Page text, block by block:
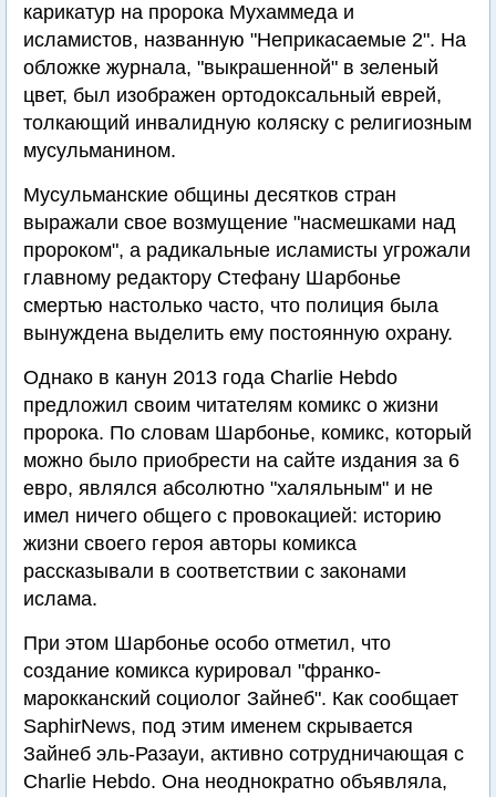
карикатур на пророка Мухаммеда и
исламистов, названную "Неприкасаемые 2". На
обложке журнала, "выкрашенной" в зеленый
цвет, был изображен ортодоксальный еврей,
толкающий инвалидную коляску с религиозным
мусульманином.
Мусульманские общины десятков стран
выражали свое возмущение "насмешками над
пророком", а радикальные исламисты угрожали
главному редактору Стефану Шарбонье
смертью настолько часто, что полиция была
вынуждена выделить ему постоянную охрану.
Однако в канун 2013 года Charlie Hebdo
предложил своим читателям комикс о жизни
пророка. По словам Шарбонье, комикс, который
можно было приобрести на сайте издания за 6
евро, являлся абсолютно "халяльным" и не
имел ничего общего с провокацией: историю
жизни своего героя авторы комикса
рассказывали в соответствии с законами
ислама.
При этом Шарбонье особо отметил, что
создание комикса курировал "франко-
марокканский социолог Зайнеб". Как сообщает
SaphirNews, под этим именем скрывается
Зайнеб эль-Разауи, активно сотрудничающая с
Charlie Hebdo. Она неоднократно объявляла,